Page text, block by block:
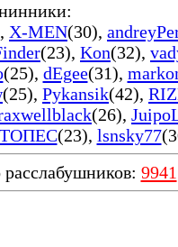
, X-MEN(30),
(23), Kon(32),
(25), dEgee(31),
(25), Pykansik(42),
(26),
(23), lsnsky77
расслабушников: 9941